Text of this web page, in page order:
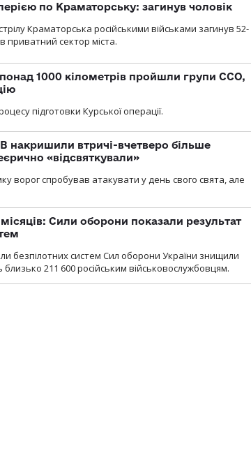
по Краматорську: загинув чоловік
Краматорська російськими військами загинув 52-
приватний сектор міста.
1000 кілометрів пройшли групи ССО,
підготовки Курської операції.
накришили втричі-вчетверо більше
«відсвяткували»
ворог спробував атакувати у день свого свята, але
місяців: Сили оборони показали результат
безпілотних систем Сил оборони України знищили
211 600 російським військовослужбовцям.